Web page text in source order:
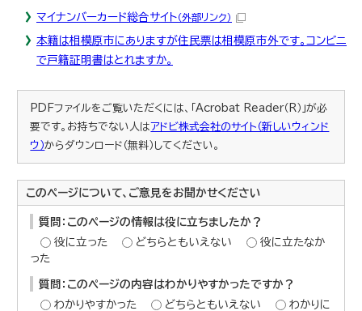
マイナンバーカード総合サイト（外部リンク）
本籍は相模原市にありますが住民票は相模原市外です。コンビニ
で戸籍証明書はとれますか。
PDFファイルをご覧いただくには、「Acrobat Reader（R）」が必
要です。お持ちでない人はアドビ株式会社のサイト（新しいウィンド
ウ）からダウンロード（無料）してください。
このページについて、ご意見をお聞かせください
質問：このページの情報は役に立ちましたか？
役に立った
どちらともいえない
役に立たなか
った
質問：このページの内容はわかりやすかったですか？
わかりやすかった
どちらともいえない
わかりに